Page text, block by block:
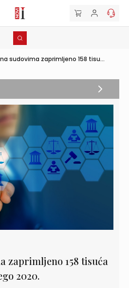
sudovima zaprimljeno 158 tisu...
zaprimljeno 158 tisuća
2020.